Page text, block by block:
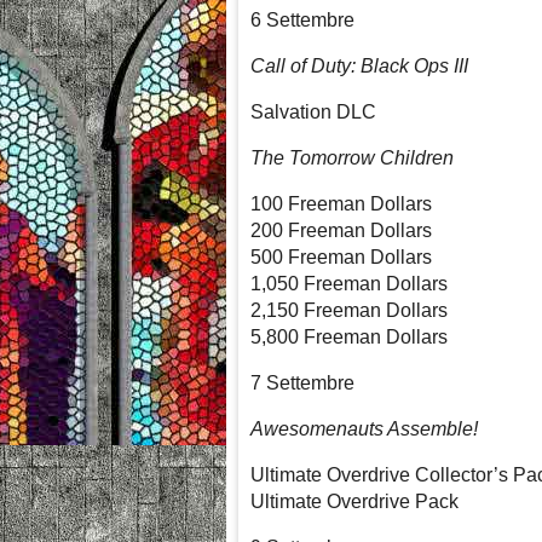
6 Settembre
Call of Duty: Black Ops III
Salvation DLC
The Tomorrow Children
100 Freeman Dollars
200 Freeman Dollars
500 Freeman Dollars
1,050 Freeman Dollars
2,150 Freeman Dollars
5,800 Freeman Dollars
7 Settembre
Awesomenauts Assemble!
Ultimate Overdrive Collector’s
Ultimate Overdrive Pack